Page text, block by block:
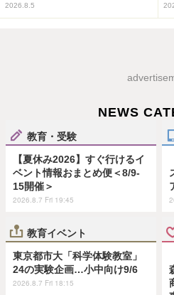
2026.8.5
NEWS
教育・受験
【夏休み2026】すぐ行けるイ
ベント情報おまとめ便＜8/9-
15開催＞
2026.8.7 Fri 19:45
教育イベント
東京都市大「科学体験教室」
24の実験企画…小中向け9/6
2026.8.7 Fri 18:15